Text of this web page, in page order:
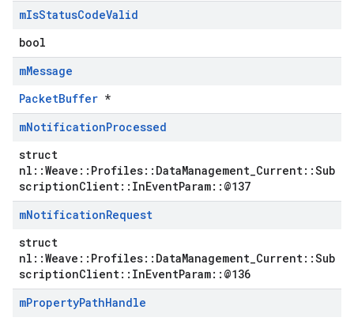
mIsStatusCodeValid
bool
mMessage
PacketBuffer *
mNotificationProcessed
struct
nl::Weave::Profiles::DataManagement_Current::Sub
scriptionClient::InEventParam::@137
mNotificationRequest
struct
nl::Weave::Profiles::DataManagement_Current::Sub
scriptionClient::InEventParam::@136
mPropertyPathHandle